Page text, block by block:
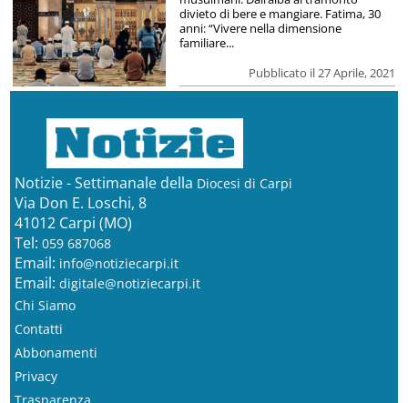
Pubblicato il 27 Aprile, 2021
divieto di bere e mangiare. Fatima, 30
anni: “Vivere nella dimensione
familiare...
Notizie - Settimanale della Diocesi di Carpi
Via Don E. Loschi, 8
41012 Carpi (MO)
Tel: 059 687068
Email: info@notiziecarpi.it
Email: digitale@notiziecarpi.it
Chi Siamo
Contatti
Abbonamenti
Privacy